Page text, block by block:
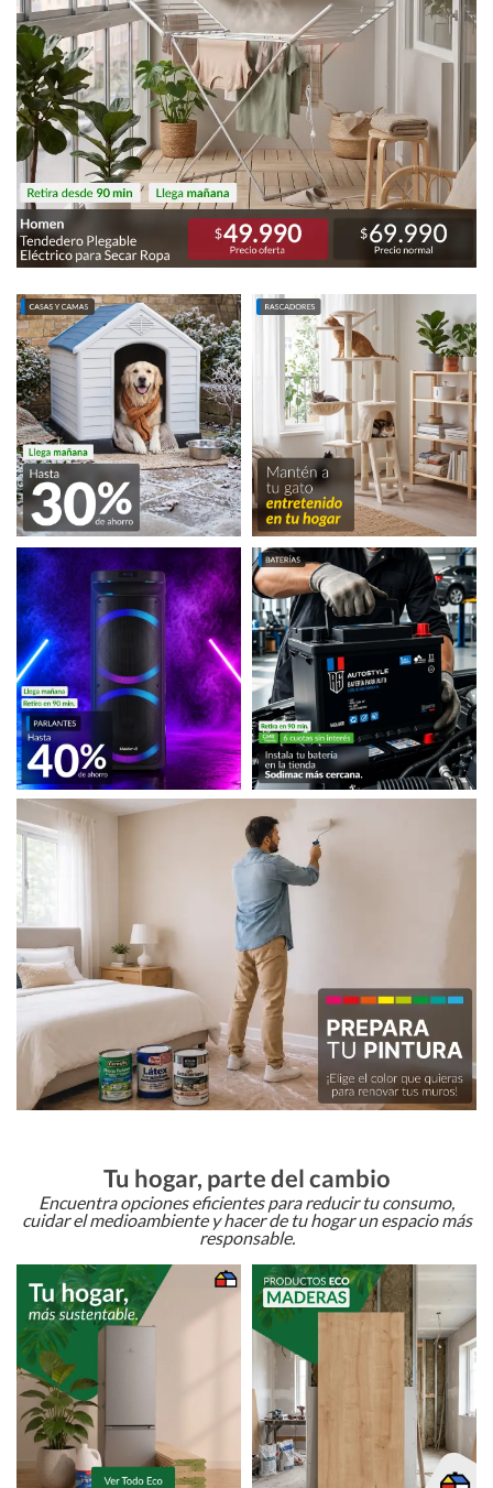
Tu hogar, parte del cambio
Encuentra opciones eficientes para reducir tu consumo,
cuidar el medioambiente y hacer de tu hogar un espacio más
responsable.